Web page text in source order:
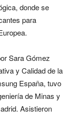
donde se
para
Sara Gómez
y Calidad de la
España, tuvo
de Minas y
Asistieron